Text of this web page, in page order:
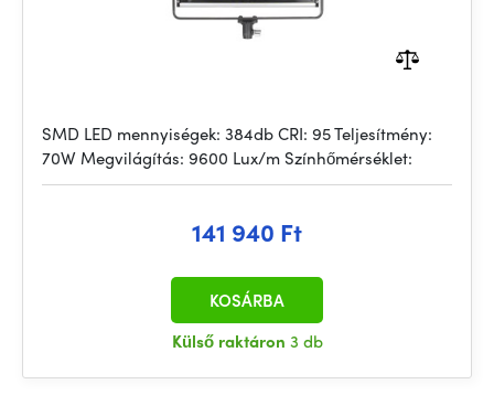
SMD LED mennyiségek: 384db CRI: 95 Teljesítmény:
70W Megvilágítás: 9600 Lux/m Színhőmérséklet:
141 940 Ft
Külső raktáron 3 db
KOSÁRBA